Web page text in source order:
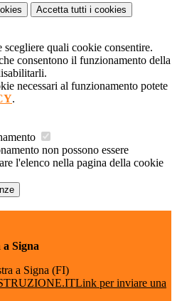
Accetta tutti i cookies
scegliere quali cookie consentire.
consentono il funzionamento della
necessari al funzionamento potete
.
non possono essere
l'elenco nella pagina della cookie
Signa
a Signa (FI)
Link per inviare una